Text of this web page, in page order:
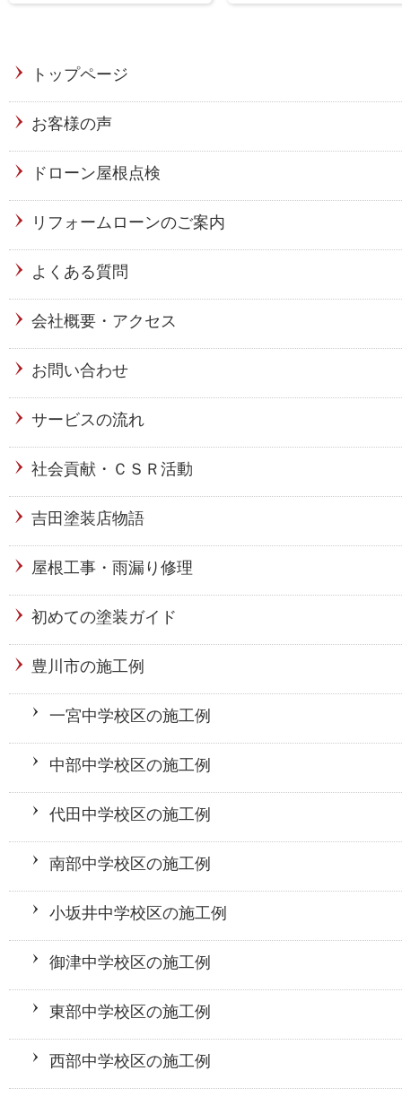
トップページ
お客様の声
ドローン屋根点検
リフォームローンのご案内
よくある質問
会社概要・アクセス
お問い合わせ
サービスの流れ
社会貢献・ＣＳＲ活動
吉田塗装店物語
屋根工事・雨漏り修理
初めての塗装ガイド
豊川市の施工例
一宮中学校区の施工例
中部中学校区の施工例
代田中学校区の施工例
南部中学校区の施工例
小坂井中学校区の施工例
御津中学校区の施工例
東部中学校区の施工例
西部中学校区の施工例